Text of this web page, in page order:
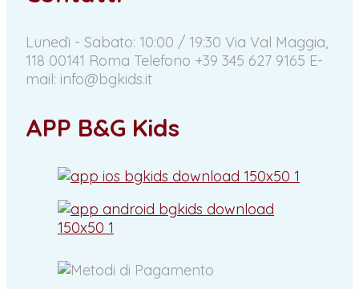
Lunedì - Sabato: 10:00 / 19:30 Via Val Maggia,
118 00141 Roma Telefono +39 345 627 9165 E-
mail: info@bgkids.it
APP B&G Kids